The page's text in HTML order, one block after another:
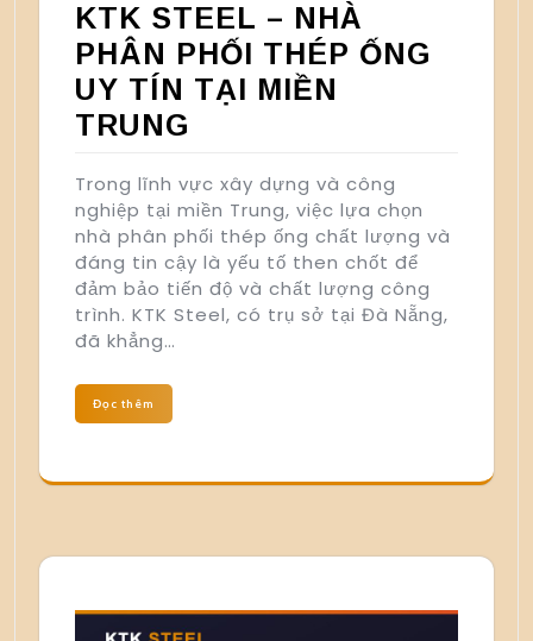
KTK STEEL – NHÀ
PHÂN PHỐI THÉP ỐNG
UY TÍN TẠI MIỀN
TRUNG
Trong lĩnh vực xây dựng và công
nghiệp tại miền Trung, việc lựa chọn
nhà phân phối thép ống chất lượng và
đáng tin cậy là yếu tố then chốt để
đảm bảo tiến độ và chất lượng công
trình. KTK Steel, có trụ sở tại Đà Nẵng,
đã khẳng…
Đọc thêm